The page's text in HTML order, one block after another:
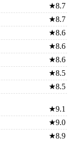
★8.7
★8.7
★8.6
★8.6
★8.6
★8.5
★8.5
★9.1
★9.0
★8.9